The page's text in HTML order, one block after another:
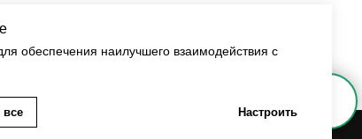
обеспечения наилучшего взаимодействия с
все Настроить